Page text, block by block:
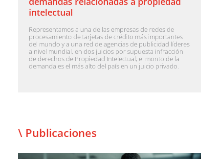
intelectual
Representamos a una de las empresas de redes de
procesamiento de tarjetas de crédito más importantes
del mundo y a una red de agencias de publicidad líderes
a nivel mundial, en dos juicios por supuesta infracción
de derechos de Propiedad Intelectual; el monto de la
demanda es el más alto del país en un juicio privado.
\ Publicaciones